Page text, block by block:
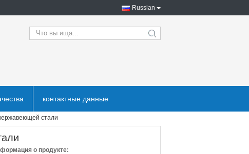
Russian
search
контактные данные
стали
о продукте: